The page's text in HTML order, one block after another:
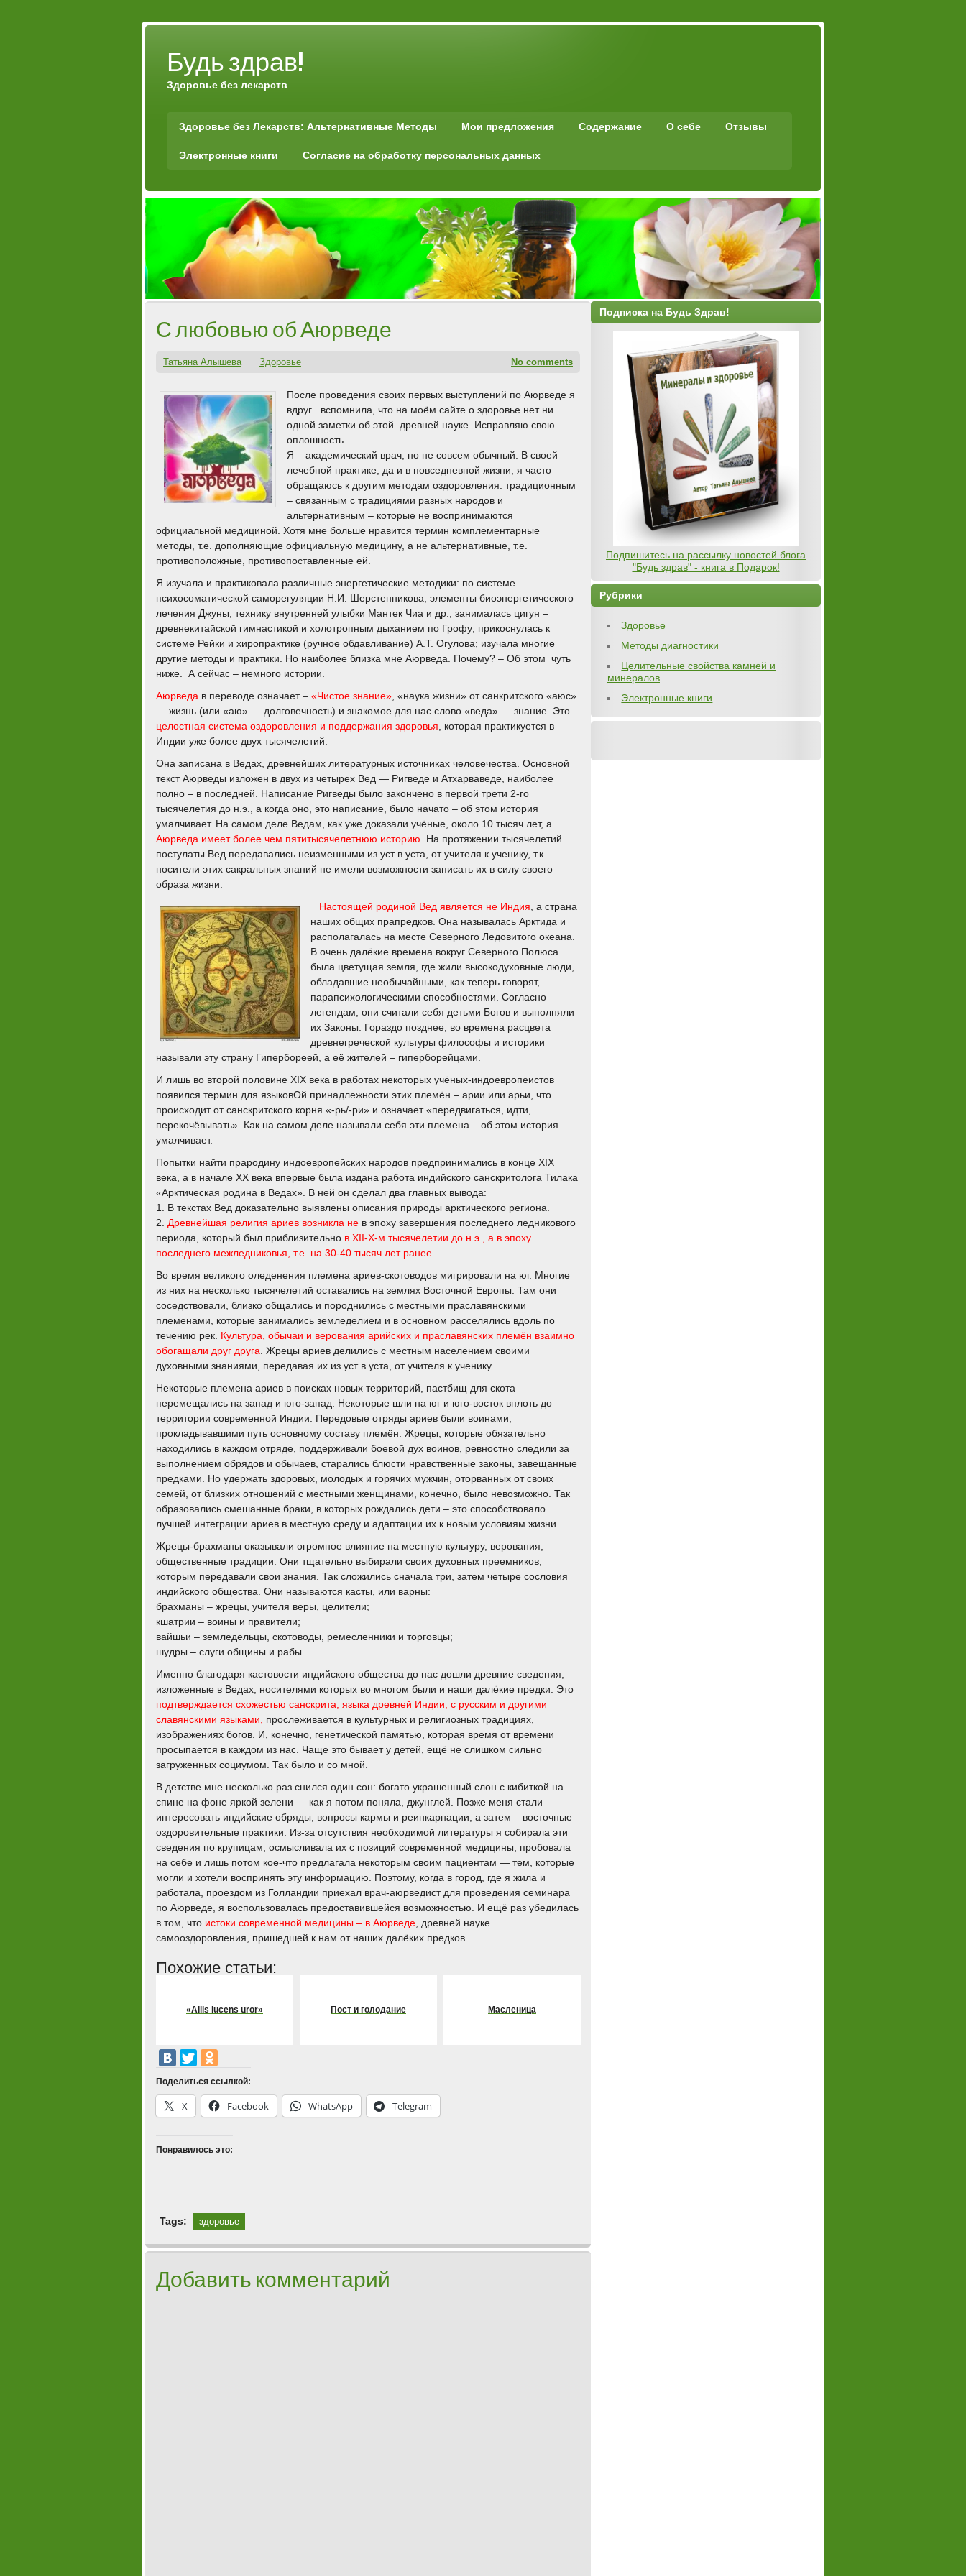
Будь здрав!
Здоровье без лекарств
Здоровье без Лекарств: Альтернативные Методы Мои предложения Содержание О себе Отзывы
Электронные книги Согласие на обработку персональных данных
С любовью об Аюрведе
Татьяна Алышева Здоровье No comments
После проведения своих первых выступлений по Аюрведе я
вдруг вспомнила, что на моём сайте о здоровье нет ни
одной заметки об этой древней науке. Исправляю свою
оплошность.
Я – академический врач, но не совсем обычный. В своей
лечебной практике, да и в повседневной жизни, я часто
обращаюсь к другим методам оздоровления: традиционным
– связанным с традициями разных народов и
альтернативным – которые не воспринимаются
официальной медициной. Хотя мне больше нравится термин комплементарные
методы, т.е. дополняющие официальную медицину, а не альтернативные, т.е.
противоположные, противопоставленные ей.
Я изучала и практиковала различные энергетические методики: по системе
психосоматической саморегуляции Н.И. Шерстенникова, элементы биоэнергетического
лечения Джуны, технику внутренней улыбки Мантек Чиа и др.; занималась цигун –
древнекитайской гимнастикой и холотропным дыханием по Грофу; прикоснулась к
системе Рейки и хиропрактике (ручное обдавливание) А.Т. Огулова; изучала многие
другие методы и практики. Но наиболее близка мне Аюрведа. Почему? – Об этом чуть
ниже. А сейчас – немного истории.
Аюрведа в переводе означает – «Чистое знание» , «наука жизни» от санкритского «аюс»
— жизнь (или «аю» — долговечность) и знакомое для нас слово «веда» — знание. Это –
целостная система оздоровления и поддержания здоровья , которая практикуется в
Индии уже более двух тысячелетий.
Она записана в Ведах, древнейших литературных источниках человечества. Основной
текст Аюрведы изложен в двух из четырех Вед — Ригведе и Атхарваведе, наиболее
полно – в последней. Написание Ригведы было закончено в первой трети 2-го
тысячелетия до н.э., а когда оно, это написание, было начато – об этом история
умалчивает. На самом деле Ведам, как уже доказали учёные, около 10 тысяч лет, а
Аюрведа имеет более чем пятитысячелетнюю историю . На протяжении тысячелетий
постулаты Вед передавались неизменными из уст в уста, от учителя к ученику, т.к.
носители этих сакральных знаний не имели возможности записать их в силу своего
образа жизни.
Настоящей родиной Вед является не Индия , а страна
наших общих прапредков. Она называлась Арктида и
располагалась на месте Северного Ледовитого океана.
В очень далёкие времена вокруг Северного Полюса
была цветущая земля, где жили высокодуховные люди,
обладавшие необычайными, как теперь говорят,
парапсихологическими способностями. Согласно
легендам, они считали себя детьми Богов и выполняли
их Законы. Гораздо позднее, во времена расцвета
древнегреческой культуры философы и историки
называли эту страну Гипербореей, а её жителей – гиперборейцами.
И лишь во второй половине XIX века в работах некоторых учёных-индоевропеистов
появился термин для языковОй принадлежности этих племён – арии или арьи, что
происходит от санскритского корня «-рь/-ри» и означает «передвигаться, идти,
перекочёвывать». Как на самом деле называли себя эти племена – об этом история
умалчивает.
Попытки найти прародину индоевропейских народов предпринимались в конце XIX
века, а в начале XX века впервые была издана работа индийского санскритолога Тилака
«Арктическая родина в Ведах». В ней он сделал два главных вывода:
1. В текстах Вед доказательно выявлены описания природы арктического региона.
2. Древнейшая религия ариев возникла не в эпоху завершения последнего ледникового
периода, который был приблизительно в XII-X-м тысячелетии до н.э., а в эпоху
последнего межледниковья, т.е. на 30-40 тысяч лет ранее.
Во время великого оледенения племена ариев-скотоводов мигрировали на юг. Многие
из них на несколько тысячелетий оставались на землях Восточной Европы. Там они
соседствовали, близко общались и породнились с местными праславянскими
племенами, которые занимались земледелием и в основном расселялись вдоль по
течению рек. Культура, обычаи и верования арийских и праславянских племён взаимно
обогащали друг друга . Жрецы ариев делились с местным населением своими
духовными знаниями, передавая их из уст в уста, от учителя к ученику.
Некоторые племена ариев в поисках новых территорий, пастбищ для скота
перемещались на запад и юго-запад. Некоторые шли на юг и юго-восток вплоть до
территории современной Индии. Передовые отряды ариев были воинами,
прокладывавшими путь основному составу племён. Жрецы, которые обязательно
находились в каждом отряде, поддерживали боевой дух воинов, ревностно следили за
выполнением обрядов и обычаев, старались блюсти нравственные законы, завещанные
предками. Но удержать здоровых, молодых и горячих мужчин, оторванных от своих
семей, от близких отношений с местными женщинами, конечно, было невозможно. Так
образовались смешанные браки, в которых рождались дети – это способствовало
лучшей интеграции ариев в местную среду и адаптации их к новым условиям жизни.
Жрецы-брахманы оказывали огромное влияние на местную культуру, верования,
общественные традиции. Они тщательно выбирали своих духовных преемников,
которым передавали свои знания. Так сложились сначала три, затем четыре сословия
индийского общества. Они называются касты, или варны:
брахманы – жрецы, учителя веры, целители;
кшатрии – воины и правители;
вайшьи – земледельцы, скотоводы, ремесленники и торговцы;
шудры – слуги общины и рабы.
Именно благодаря кастовости индийского общества до нас дошли древние сведения,
изложенные в Ведах, носителями которых во многом были и наши далёкие предки. Это
подтверждается схожестью санскрита, языка древней Индии, с русским и другими
славянскими языками,
прослеживается в культурных и религиозных традициях,
изображениях богов. И, конечно, генетической памятью, которая время от времени
просыпается в каждом из нас. Чаще это бывает у детей, ещё не слишком сильно
загруженных социумом. Так было и со мной.
В детстве мне несколько раз снился один сон: богато украшенный слон с кибиткой на
спине на фоне яркой зелени — как я потом поняла, джунглей. Позже меня стали
интересовать индийские обряды, вопросы кармы и реинкарнации, а затем – восточные
оздоровительные практики. Из-за отсутствия необходимой литературы я собирала эти
сведения по крупицам, осмысливала их с позиций современной медицины, пробовала
на себе и лишь потом кое-что предлагала некоторым своим пациентам — тем, которые
могли и хотели воспринять эту информацию. Поэтому, когда в город, где я жила и
работала, проездом из Голландии приехал врач-аюрведист для проведения семинара
по Аюрведе, я воспользовалась предоставившейся возможностью. И ещё раз убедилась
в том, что истоки современной медицины – в Аюрведе , древней науке
самооздоровления, пришедшей к нам от наших далёких предков.
Похожие статьи:
«Aliis lucens uror» Пост и голодание Масленица
Поделиться ссылкой:
X Facebook WhatsApp Telegram
Понравилось это:
Tags: здоровье
Добавить комментарий
Подписка на Будь Здрав!
Подпишитесь на рассылку новостей блога
"Будь здрав" - книга в Подарок!
Рубрики
Здоровье
Методы диагностики
Целительные свойства камней и
минералов
Электронные книги